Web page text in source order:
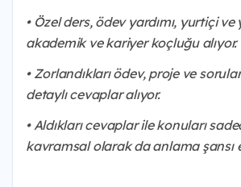
• Özel ders, ödev yardımı, yurtiçi ve
akademik ve kariyer koçluğu alıyor.
• Zorlandıkları ödev, proje ve
detaylı cevaplar alıyor.
• Aldıkları cevaplar ile konuları
kavramsal olarak da anlama şansı